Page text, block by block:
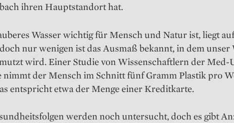
ihren Hauptstandort hat.
Wasser wichtig für Mensch und Natur ist, liegt
nur wenigen ist das Ausmaß bekannt, in dem unser
wird. Einer Studie von Wissenschaftlern der Med-
nimmt der Mensch im Schnitt fünf Gramm Plastik pro
entspricht etwa der Menge einer Kreditkarte.
werden noch untersucht, doch es gibt